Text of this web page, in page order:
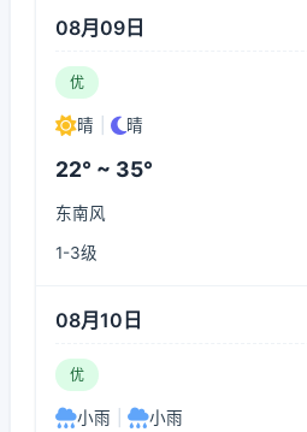
08月09日
优
晴 晴
22° ~ 35°
东南风
1-3级
08月10日
优
小雨 小雨